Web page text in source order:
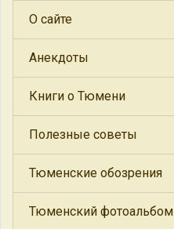
О сайте
Анекдоты
Книги о Тюмени
Полезные советы
Тюменские обозрения
Тюменский фотоальбом